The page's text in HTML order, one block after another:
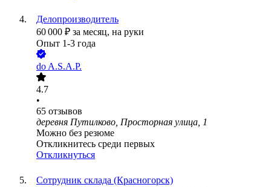
Делопроизводитель
60 000 ₽ за месяц, на руки
Опыт 1-3 года
do A.S.A.P.
4.7
•
65 отзывов
деревня Путилково, Просторная улица, 1
Можно без резюме
Откликнитесь среди первых
Откликнуться
Сотрудник склада (Красногорск)